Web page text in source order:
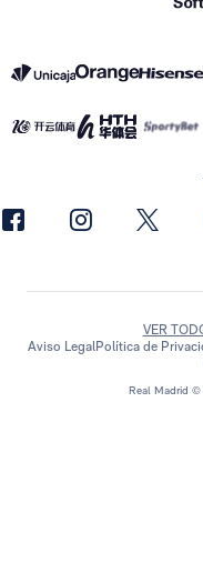
Real Madrid ©
VER
Aviso LegalPolítica de